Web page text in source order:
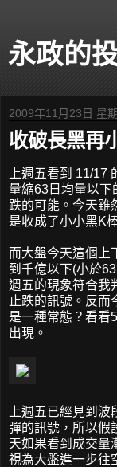
永政的
2009年11月23日 星
收破長黑再
上週五看到 11/17
量縮63日均量以下
跌的可能。今天雖
是收成了小小黑K
而大盤今天這個上
到千億以下(小於
週五的現象符合我
止跌的訊號。反而
是一種常態？看看
出現。
上週五已經見到
彈的訊號，所以假
天如果看到成交量
視為大盤進一步往